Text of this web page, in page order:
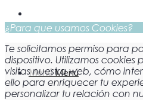
Menú Menú
¿Para que usamos Cookies?
Te solicitamos permiso para
dispositivo. Utilizamos
visitas nuestra web, cómo
ello para enriquecer tu
personalizar tu relación con